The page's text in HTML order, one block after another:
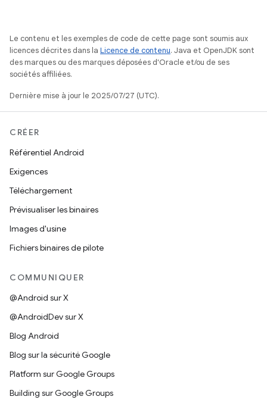
Le contenu et les exemples de code de cette page sont soumis aux
licences décrites dans la Licence de contenu. Java et OpenJDK sont
des marques ou des marques déposées d'Oracle et/ou de ses
sociétés affiliées.
Dernière mise à jour le 2025/07/27 (UTC).
CRÉER
Référentiel Android
Exigences
Téléchargement
Prévisualiser les binaires
Images d'usine
Fichiers binaires de pilote
COMMUNIQUER
@Android sur X
@AndroidDev sur X
Blog Android
Blog sur la sécurité Google
Platform sur Google Groups
Building sur Google Groups